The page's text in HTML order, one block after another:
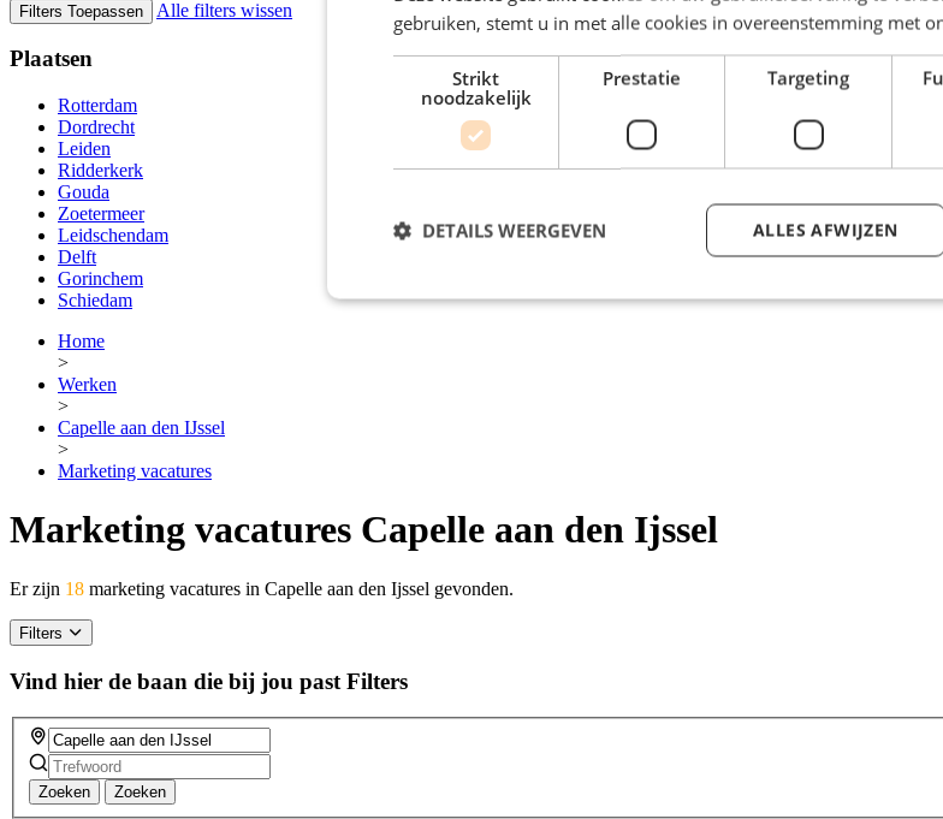
Filters Toepassen Alle filters wissen
Plaatsen
Rotterdam
Dordrecht
Leiden
Ridderkerk
Gouda
Zoetermeer
Leidschendam
Delft
Gorinchem
Schiedam
Home
>
Werken
>
Capelle aan den IJssel
>
Marketing vacatures
Marketing vacatures Capelle aan den Ijssel
Er zijn 18 marketing vacatures in Capelle aan den Ijssel gevonden.
Filters
Vind hier de baan die bij jou past Filters
Zoeken Zoeken
gebruiken, stemt u in met alle cookies in overeenstemming met
Strikt
noodzakelijk
Prestatie Targeting
ALLES AFWIJZEN
DETAILS WEERGEVEN